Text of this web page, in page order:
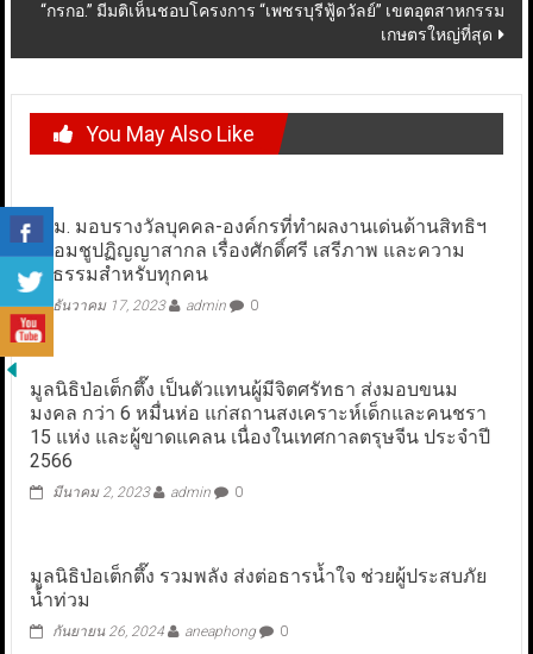
“กรกอ.” มีมติเห็นชอบโครงการ “เพชรบุรีฟู้ดวัลย์” เขตอุตสาหกรรม
เกษตรใหญ่ที่สุด
You May Also Like
กสม. มอบรางวัลบุคคล-องค์กรที่ทำผลงานเด่นด้านสิทธิฯ
พร้อมชูปฏิญญาสากล เรื่องศักดิ์ศรี เสรีภาพ และความ
ยุติธรรมสำหรับทุกคน
ธันวาคม 17, 2023 admin 0
มูลนิธิป่อเต็กตึ๊ง เป็นตัวแทนผู้มีจิตศรัทธา ส่งมอบขนม
มงคล กว่า 6 หมื่นห่อ แก่สถานสงเคราะห์เด็กและคนชรา
15 แห่ง และผู้ขาดแคลน เนื่องในเทศกาลตรุษจีน ประจำปี
2566
มีนาคม 2, 2023 admin 0
มูลนิธิป่อเต็กตึ๊ง รวมพลัง ส่งต่อธารน้ำใจ ช่วยผู้ประสบภัย
น้ำท่วม
กันยายน 26, 2024 aneaphong 0